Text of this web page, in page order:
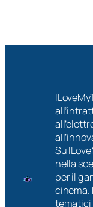
Su
nella
per il
cinema.
tematici